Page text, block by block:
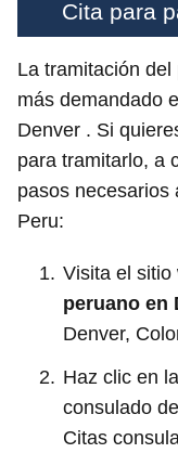
Cita para
La tramitación
más demandado
Denver . Si
para tramitarlo, a
pasos necesarios
Peru:
Visita el sitio
peruano en
Denver,
Haz clic en
consulado
Citas